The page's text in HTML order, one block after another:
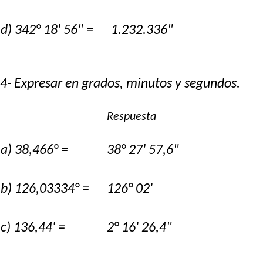
d) 342° 18' 56" = 1.232.336"
4- Expresar en grados, minutos y segundos.
Respuesta
a) 38,466° =
b) 126,03334° =
c) 136,44' =
38° 27' 57,6"
126° 02'
2° 16' 26,4"